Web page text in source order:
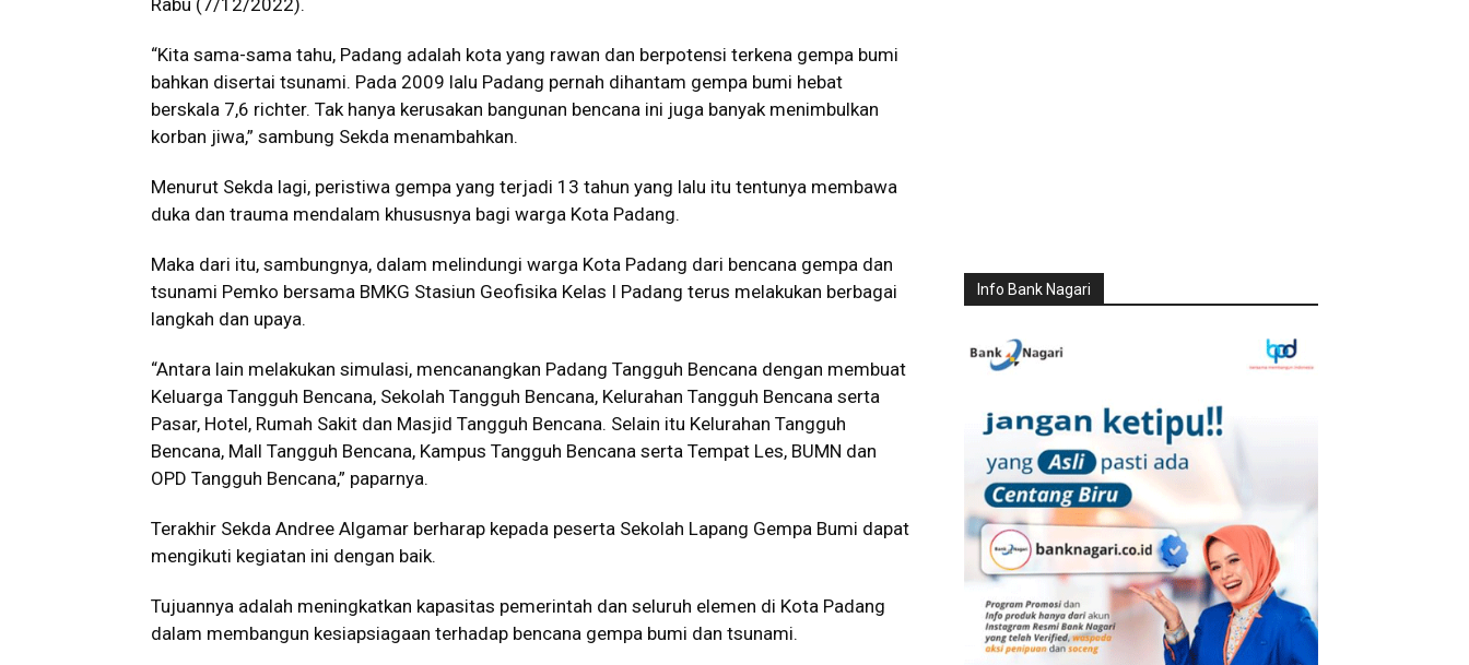
Rabu (7/12/2022).
“Kita sama-sama tahu, Padang adalah kota yang rawan dan berpotensi terkena gempa bumi
bahkan disertai tsunami. Pada 2009 lalu Padang pernah dihantam gempa bumi hebat
berskala 7,6 richter. Tak hanya kerusakan bangunan bencana ini juga banyak menimbulkan
korban jiwa,” sambung Sekda menambahkan.
Menurut Sekda lagi, peristiwa gempa yang terjadi 13 tahun yang lalu itu tentunya membawa
duka dan trauma mendalam khususnya bagi warga Kota Padang.
Maka dari itu, sambungnya, dalam melindungi warga Kota Padang dari bencana gempa dan
tsunami Pemko bersama BMKG Stasiun Geofisika Kelas I Padang terus melakukan berbagai
langkah dan upaya.
“Antara lain melakukan simulasi, mencanangkan Padang Tangguh Bencana dengan membuat
Keluarga Tangguh Bencana, Sekolah Tangguh Bencana, Kelurahan Tangguh Bencana serta
Pasar, Hotel, Rumah Sakit dan Masjid Tangguh Bencana. Selain itu Kelurahan Tangguh
Bencana, Mall Tangguh Bencana, Kampus Tangguh Bencana serta Tempat Les, BUMN dan
OPD Tangguh Bencana,” paparnya.
Terakhir Sekda Andree Algamar berharap kepada peserta Sekolah Lapang Gempa Bumi dapat
mengikuti kegiatan ini dengan baik.
Tujuannya adalah meningkatkan kapasitas pemerintah dan seluruh elemen di Kota Padang
dalam membangun kesiapsiagaan terhadap bencana gempa bumi dan tsunami.
Info Bank Nagari